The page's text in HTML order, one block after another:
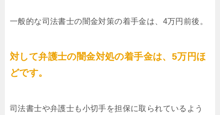
一般的な司法書士の闇金対策の着手金は、4万円前後。
対して弁護士の闇金対処の着手金は、5万円ほ
どです。
司法書士や弁護士も小切手を担保に取られているよう